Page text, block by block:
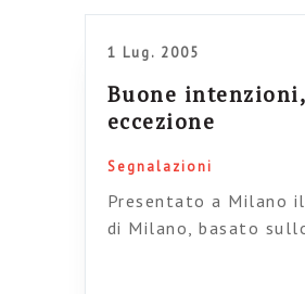
1 Lug. 2005
Buone
eccezione
Segnalazioni
Presentato a Milano
di Milano, basato